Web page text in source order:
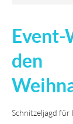
den
Schnitzeljagd